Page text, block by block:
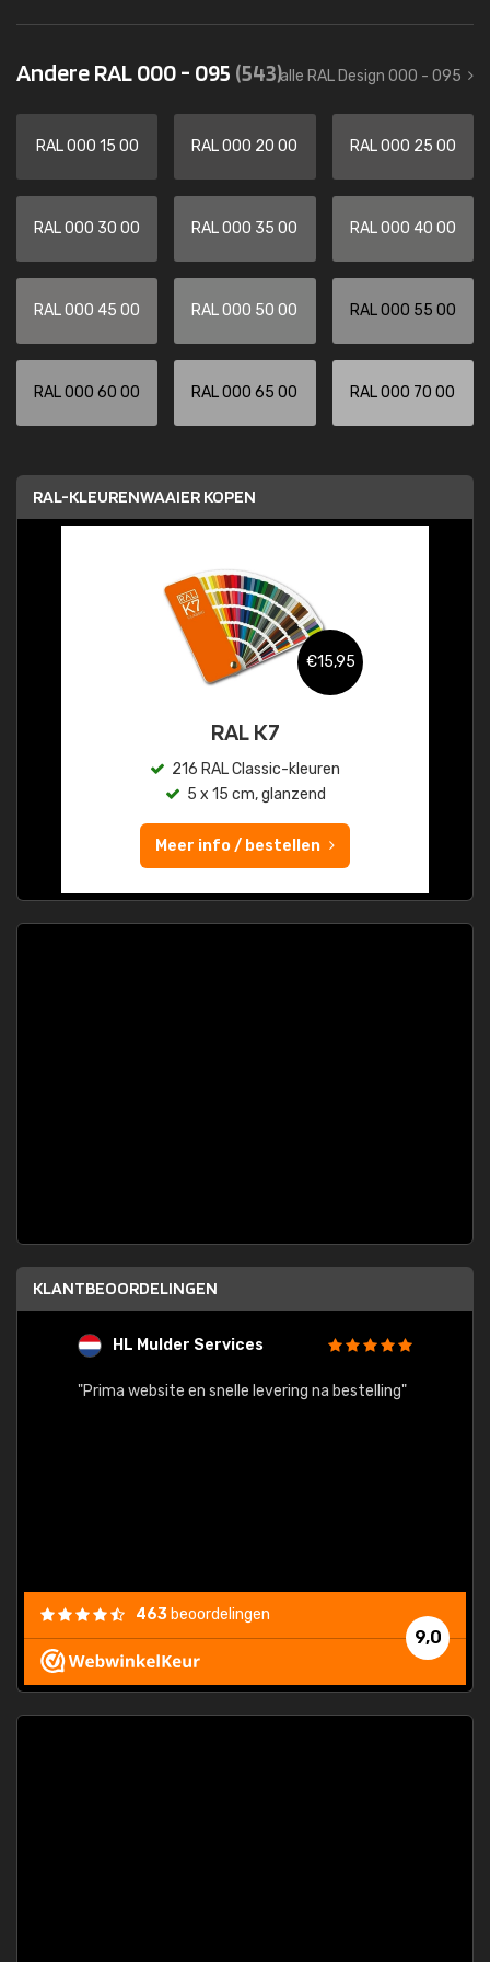
Andere RAL 000 - 095 (543)alle RAL Design 000 - 095
RAL 000 15 00 RAL 000 20 00 RAL 000 25 00
RAL 000 30 00 RAL 000 35 00 RAL 000 40 00
RAL 000 45 00 RAL 000 50 00 RAL 000 55 00
RAL 000 60 00 RAL 000 65 00 RAL 000 70 00
RAL-KLEURENWAAIER KOPEN
€15,95
RAL K7
216 RAL Classic-kleuren
5 x 15 cm, glanzend
Meer info / bestellen
KLANTBEOORDELINGEN
HL Mulder Services
"Prima website en snelle levering na bestelling"
9,0
463 beoordelingen